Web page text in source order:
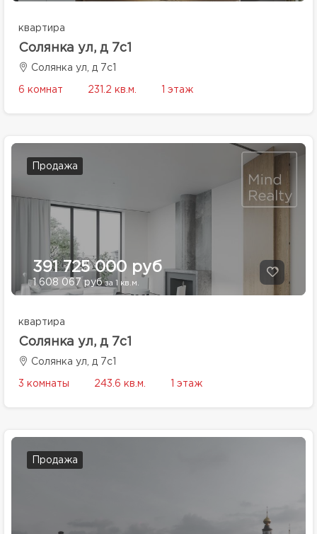
квартира
Солянка ул, д 7с1
Солянка ул, д 7с1
6 комнат 231.2 кв.м. 1 этаж
Продажа
391 725 000 руб
1 608 067 рубза 1 кв.м.
квартира
Солянка ул, д 7с1
Солянка ул, д 7с1
3 комнаты 243.6 кв.м. 1 этаж
Продажа